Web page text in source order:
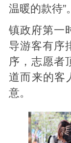
温暖的款待”。
镇政府第一
导游客有序
序，志愿者
道而来的客
意。